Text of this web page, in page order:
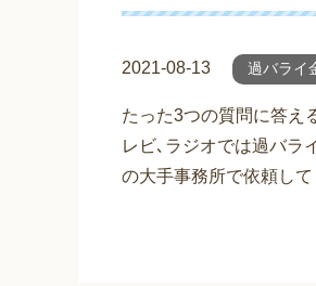
2021-08-13 過バライ
たった3つの質問に答え
レビ､ラジオでは過バラ
の大手事務所で依頼し